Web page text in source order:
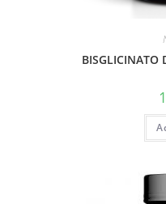
BISGLICINATO